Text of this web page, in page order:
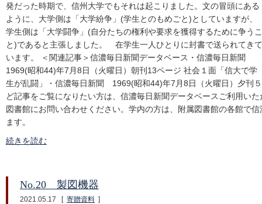
発だった時期で、信州大学でもそれは起こりました。文の冒頭にある
ように、大学側は「大学紛争」(学生とのもめごと)としていますが、
学生側は「大学闘争」(自分たちの権利や要求を獲得するために争うこ
と)であると主張しました。 在学生一人ひとりに封書で送られてきて
います。 ＜関連記事＞信濃毎日新聞データベース・信濃毎日新聞
1969(昭和44)年7月8日（火曜日）朝刊13ページ 社会１面「信大で学
生が乱闘」・信濃毎日新聞 1969(昭和44)年7月8日（火曜日）夕刊
ど記事をご覧になりたい方は、信濃毎日新聞データベースご利用い
図書館にお問い合わせください。学内の方は、附属図書館の各館で
ます。
続きを読む
No.20 製図機器
2021.05.17 [ 寄贈資料 ]